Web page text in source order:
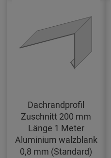
Dachrandprofil
Zuschnitt 200 mm
Länge 1 Meter
Aluminium walzblank
0,8 mm (Standard)